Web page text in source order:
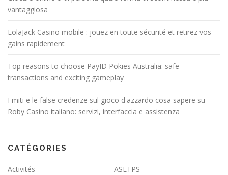
vantaggiosa
LolaJack Casino mobile : jouez en toute sécurité et retirez vos
gains rapidement
Top reasons to choose PayID Pokies Australia: safe
transactions and exciting gameplay
I miti e le false credenze sul gioco d'azzardo cosa sapere su
Roby Casino italiano: servizi, interfaccia e assistenza
CATÉGORIES
Activités
ASLTPS